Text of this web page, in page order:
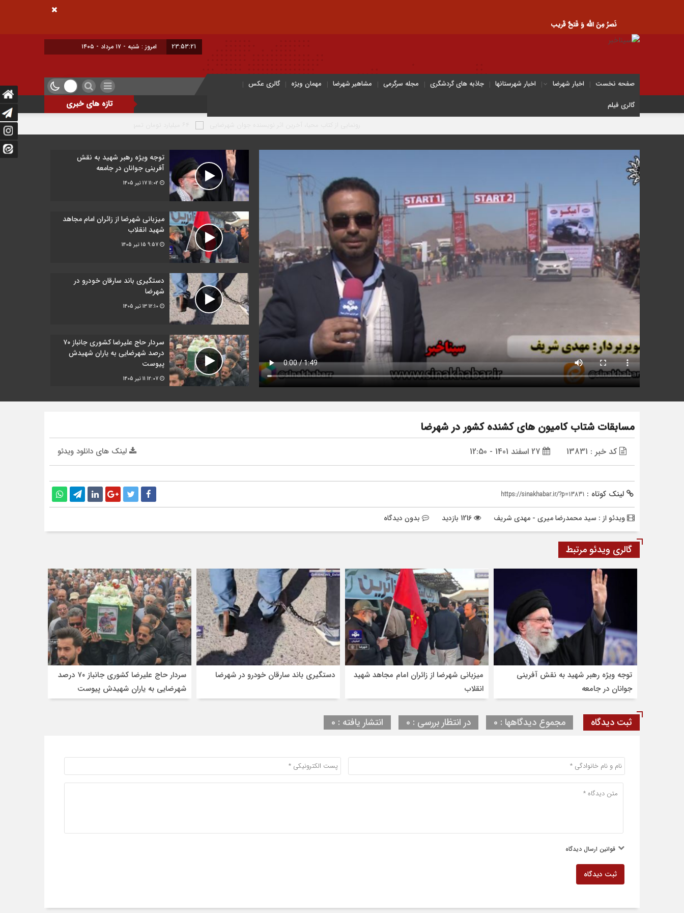
نَصرُ مِنَ الله وَ فَتحٌ قَریب
23:53:22 امروز : شنبه - ۱۷ مرداد - ۱۴۰۵
صفحه نخست اخبار شهرضا اخبار شهرستانها جاذبه های گردشگری مجله سرگرمی مشاهیر شهرضا مهمان ویژه
گالری عکس
گالری فیلم
تازه های خبری
توجه ویژه رهبر شهید به نقش
آفرینی جوانان در جامعه
17 تیر 1405
میزبانی شهرضا از زائران امام مجاهد
شهید انقلاب
9:57 15 تیر 1405
دستگیری باند سارقان خودرو در
شهرضا
12:10 13 تیر 1405
سردار حاج علیرضا کشوری جانباز ۷۰
درصد شهرضایی به یاران شهیدش
پیوست
12:07 11 تیر 1405
مسابقات شتاب کامیون های کشنده کشور در شهرضا
کد خبر : 13831 لینک های دانلود ویدئو
لینک کوتاه : https://sinakhabar.ir/?p=13831
ویدئو از : سید محمدرضا میری - مهدی شریف بدون دیدگاه
گالری ویدئو مرتبط
توجه ویژه رهبر شهید به نقش آفرینی
جوانان در جامعه
میزبانی شهرضا از زائران امام مجاهد شهید
انقلاب
دستگیری باند سارقان خودرو در شهرضا
سردار حاج علیرضا کشوری جانباز ۷۰ درصد
شهرضایی به یاران شهیدش پیوست
ثبت دیدگاه مجموع دیدگاهها : 0 در انتظار بررسی : 0 انتشار یافته : 0
قوانین ارسال دیدگاه
ثبت دیدگاه